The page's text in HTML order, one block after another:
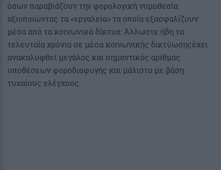
όσων παραβιάζουν την φορολογική νομοθεσία
αξιοποιώντας τα «εργαλεία» τα οποία εξασφαλίζουν
μέσα από τα κοινωνικά δίκτυα: Άλλωστε ήδη τα
τελευταία χρόνια σε μέσα κοινωνικής δικτύωσηςέχει
ανακαλυφθεί μεγάλος και σημαντικός αριθμός
υποθέσεων φοροδιαφυγής και μάλιστα με βάση
τυχαίους ελέγχους.